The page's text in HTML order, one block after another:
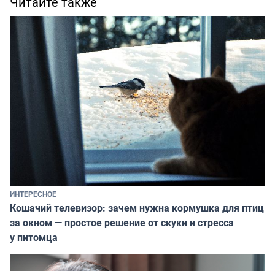
ИНТЕРЕСНОЕ
Кошачий телевизор: зачем нужна кормушка для птиц
за окном — простое решение от скуки и стресса
у питомца